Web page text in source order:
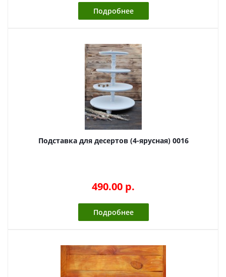
Подробнее
Подставка для десертов (4-ярусная) 0016
490.00 p.
Подробнее